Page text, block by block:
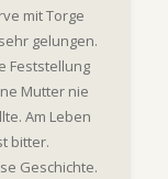
mit Torge
gelungen.
Feststellung
Mutter nie
Am Leben
bitter.
Geschichte.